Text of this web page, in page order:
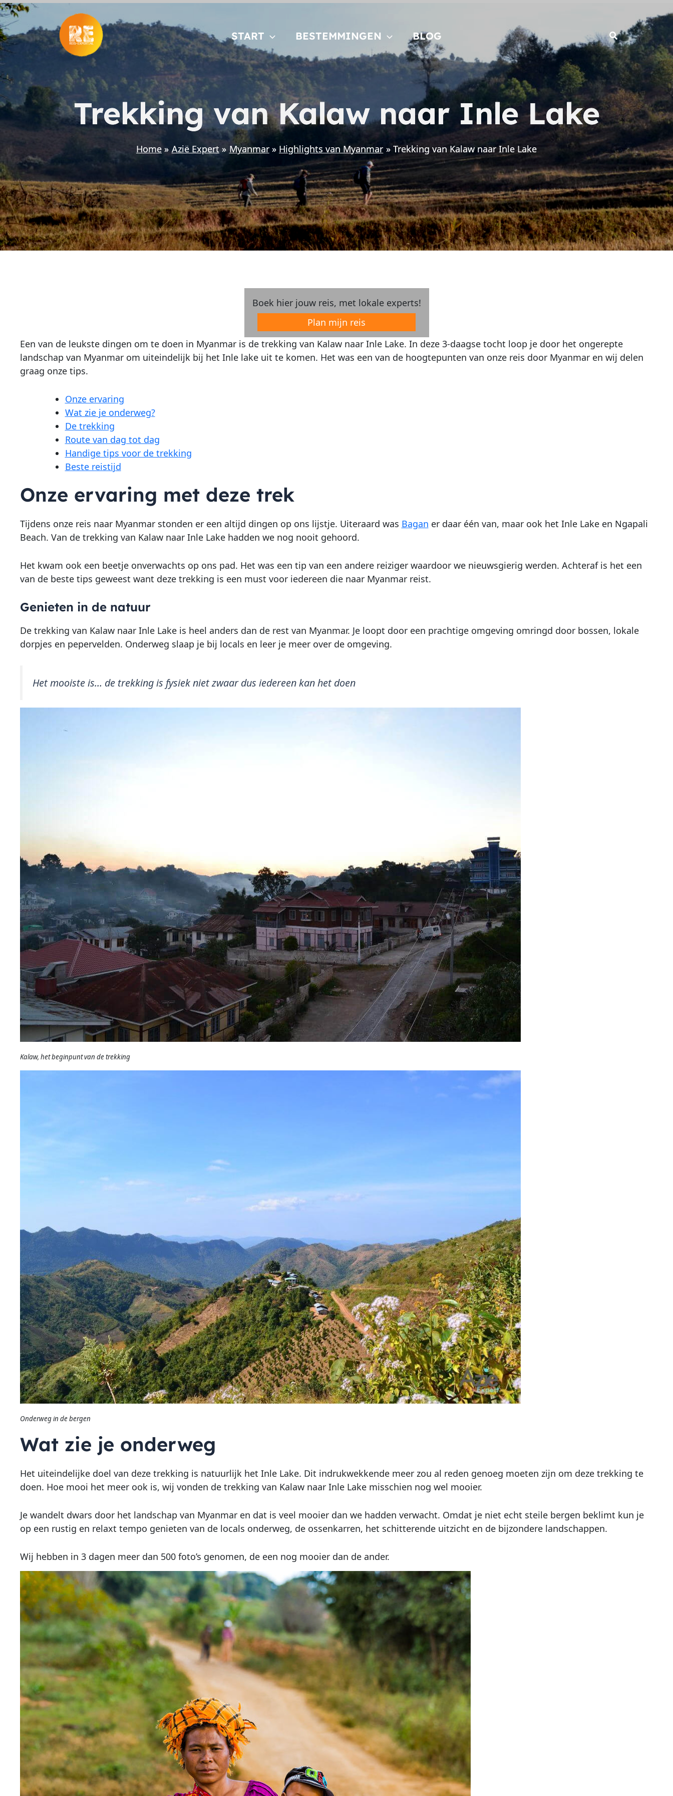
Ga
naar
de
inhoud
START BESTEMMINGEN BLOG
Trekking van Kalaw naar Inle Lake
Home Azië Expert Myanmar Highlights van Myanmar Trekking van Kalaw naar Inle Lake
Boek hier jouw reis, met lokale experts!
Plan mijn reis
Een van de leukste dingen om te doen in Myanmar is de trekking van Kalaw naar Inle Lake. In deze 3-daagse tocht loop je door het ongerepte
landschap van Myanmar om uiteindelijk bij het Inle lake uit te komen. Het was een van de hoogtepunten van onze reis door Myanmar en wij delen
graag onze tips.
Onze ervaring
Wat zie je onderweg?
De trekking
Route van dag tot dag
Handige tips voor de trekking
Beste reistijd
Onze ervaring met deze trek
Tijdens onze reis naar Myanmar stonden er een altijd dingen op ons lijstje. Uiteraard was Bagan er daar één van, maar ook het Inle Lake en Ngapali
Beach. Van de trekking van Kalaw naar Inle Lake hadden we nog nooit gehoord.
Het kwam ook een beetje onverwachts op ons pad. Het was een tip van een andere reiziger waardoor we nieuwsgierig werden. Achteraf is het een
van de beste tips geweest want deze trekking is een must voor iedereen die naar Myanmar reist.
Genieten in de natuur
De trekking van Kalaw naar Inle Lake is heel anders dan de rest van Myanmar. Je loopt door een prachtige omgeving omringd door bossen, lokale
dorpjes en pepervelden. Onderweg slaap je bij locals en leer je meer over de omgeving.
Het mooiste is… de trekking is fysiek niet zwaar dus iedereen kan het doen
Kalaw, het beginpunt van de trekking
Onderweg in de bergen
Wat zie je onderweg
Het uiteindelijke doel van deze trekking is natuurlijk het Inle Lake. Dit indrukwekkende meer zou al reden genoeg moeten zijn om deze trekking te
doen. Hoe mooi het meer ook is, wij vonden de trekking van Kalaw naar Inle Lake misschien nog wel mooier.
Je wandelt dwars door het landschap van Myanmar en dat is veel mooier dan we hadden verwacht. Omdat je niet echt steile bergen beklimt kun je
op een rustig en relaxt tempo genieten van de locals onderweg, de ossenkarren, het schitterende uitzicht en de bijzondere landschappen.
Wij hebben in 3 dagen meer dan 500 foto’s genomen, de een nog mooier dan de ander.